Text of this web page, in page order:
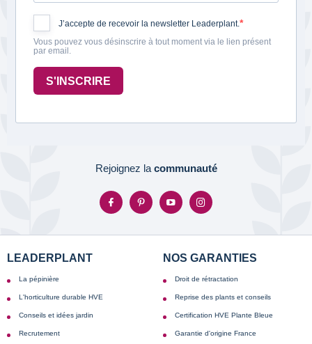
J’accepte de recevoir la newsletter Leaderplant.
Vous pouvez vous désinscrire à tout moment via le lien présent
par email.
S'INSCRIRE
Rejoignez la communauté
LEADERPLANT
La pépinière
L'horticulture durable HVE
Conseils et idées jardin
Recrutement
NOS GARANTIES
Droit de rétractation
Reprise des plants et conseils
Certification HVE Plante Bleue
Garantie d'origine France